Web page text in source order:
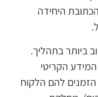
היחידה
ביותר בתהליך.
הקריטי
להם הלקוח